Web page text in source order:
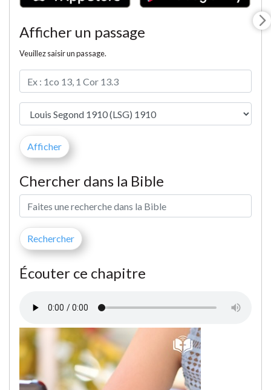
Afficher un passage
Veuillez saisir un passage.
Chercher dans la Bible
Écouter ce chapitre